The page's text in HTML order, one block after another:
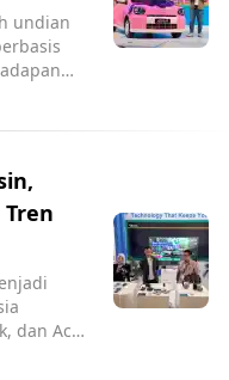
undian
dari
dan Act